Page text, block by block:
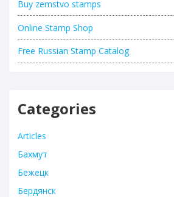
Buy zemstvo stamps
Online Stamp Shop
Free Russian Stamp Catalog
Categories
Articles
Бахмут
Бежецк
Бердянск